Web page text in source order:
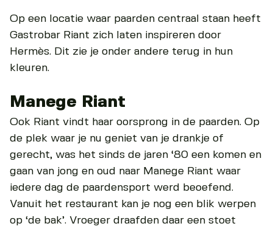
Op een locatie waar paarden centraal staan heeft
Gastrobar Riant zich laten inspireren door
Hermès. Dit zie je onder andere terug in hun
kleuren.
Manege Riant
Ook Riant vindt haar oorsprong in de paarden. Op
de plek waar je nu geniet van je drankje of
gerecht, was het sinds de jaren ‘80 een komen en
gaan van jong en oud naar Manege Riant waar
iedere dag de paardensport werd beoefend.
Vanuit het restaurant kan je nog een blik werpen
op ‘de bak’. Vroeger draafden daar een stoet